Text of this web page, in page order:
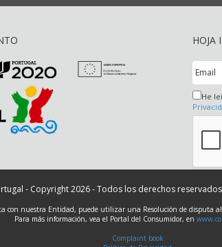
HOJA
He
- Copyright 2026 - Todos los derechos
con nuestra Entidad, puede utilizar una Resolución de disputa
Para más información, vea el Portal del Consumidor, en
Complaint book